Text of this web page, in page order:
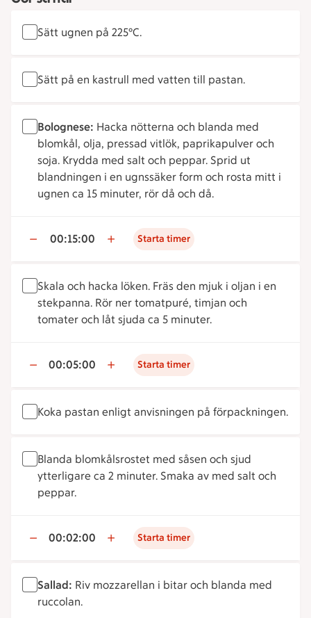
Sätt ugnen på 225°C.
Sätt på en kastrull med vatten till pastan.
Bolognese: Hacka nötterna och blanda med
blomkål, olja, pressad vitlök, paprikapulver och
soja. Krydda med salt och peppar. Sprid ut
blandningen i en ugnssäker form och rosta mitt i
ugnen ca 15 minuter, rör då och då.
00:15:00 Starta timer
Skala och hacka löken. Fräs den mjuk i oljan i en
stekpanna. Rör ner tomatpuré, timjan och
tomater och låt sjuda ca 5 minuter.
00:05:00 Starta timer
Koka pastan enligt anvisningen på förpackningen.
Blanda blomkålsrostet med såsen och sjud
ytterligare ca 2 minuter. Smaka av med salt och
peppar.
00:02:00 Starta timer
Sallad: Riv mozzarellan i bitar och blanda med
ruccolan.